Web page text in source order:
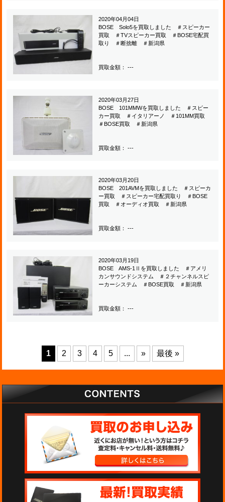
2020年04月04日
BOSE Solo5を買取しました ＃スピーカー
買取 ＃TVスピーカー買取 ＃BOSE宅配買
取り ＃断捨離 ＃新潟県
買取金額： ---
2020年03月27日
BOSE 101MMWを買取しました ＃スピー
カー買取 ＃イタリアーノ ＃101MM買取
＃BOSE買取 ＃新潟県
買取金額： ---
2020年03月20日
BOSE 201AVMを買取しました ＃スピーカ
ー買取 ＃スピーカー宅配買取り ＃BOSE
買取 ＃オーディオ買取 ＃新潟県
買取金額： ---
2020年03月19日
BOSE AMS-1Ⅱを買取しました ＃アメリ
カンサウンドシステム ＃２チャンネルスピ
ーカーシステム ＃BOSE買取 ＃新潟県
買取金額： ---
1 2 3 4 5 ... » 最後 »